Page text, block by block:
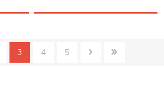
3 4 5